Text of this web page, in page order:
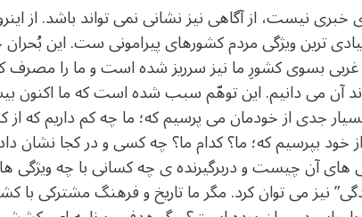
نیست، از آگاهی نیز نشانی نمی تواند باشد. از
ترین ویژگی مردم کشورهای پیرامونی ست. این
بسوی کشورِ ما نیز سرریز شده است و ما را مصرف
آن می دانیم. این توهّم سبب شده است که ما
جدی از خودمان می پرسیم که؛ ما چه کم داریم که
خود بپرسیم که؛ ما؟ کدام ما؟ چه کسی و در کجا نشان
های آن چیست و دربرگیرنده ی چه کسانی با چه
نیز می توان کرد. مگر ما تاریخ و فرهنگ مشترکی با